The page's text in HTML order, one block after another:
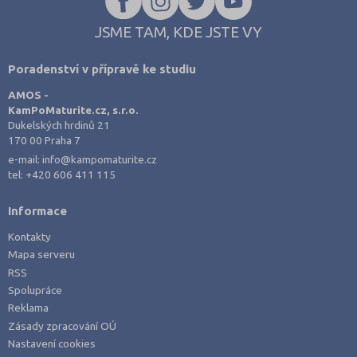
JSME TAM, KDE JSTE VY
Poradenství v přípravě ke studiu
AMOS -
KamPoMaturite.cz, s.r.o.
Dukelských hrdinů 21
170 00 Praha 7
e-mail:info@kampomaturite.cz
tel: +420 606 411 115
Informace
Kontakty
Mapa serveru
RSS
Spolupráce
Reklama
Zásady zpracování OÚ
Nastavení cookies